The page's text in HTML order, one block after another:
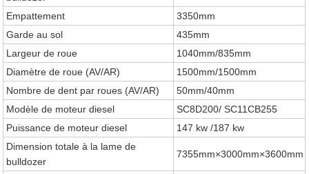
Empattement
3350mm
Garde au sol
435mm
Largeur de roue
1040mm/835mm
Diamètre de roue (AV/AR)
1500mm/1500mm
Nombre de dent par roues (AV/AR)
50mm/40mm
Modèle de moteur diesel
SC8D200/ SC11CB255
Puissance de moteur diesel
147 kw /187 kw
Dimension totale à la lame de
bulldozer
7355mm×3000mm×3600mm